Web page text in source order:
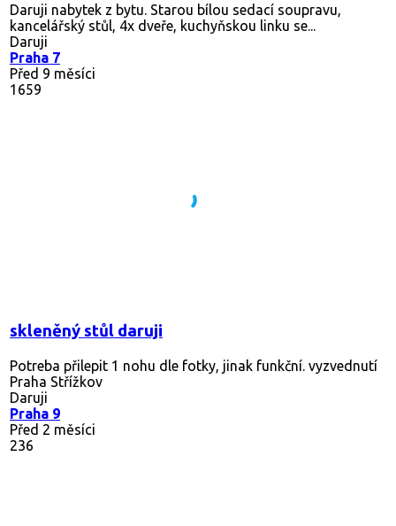
Daruji nabytek z bytu. Starou bílou sedací soupravu,
kancelářský stůl, 4x dveře, kuchyňskou linku se...
Daruji
Praha 7
Před 9 měsíci
1659
skleněný stůl daruji
Potreba přilepit 1 nohu dle fotky, jinak funkční. vyzvednutí
Praha Střížkov
Daruji
Praha 9
Před 2 měsíci
236